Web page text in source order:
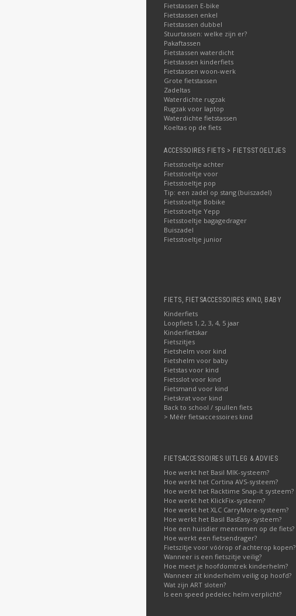
Fietstassen E-bike
Fietstassen enkel
Fietstassen dubbel
Stuurtassen: welke zijn er?
Pakaftassen
Fietstassen waterdicht
Fietstassen kinderfiets
Fietstassen woon-werk
Grote fietstassen
Zadeltas
Waterdichte rugzak
Rugzak voor laptop
Waterdichte fietstassen
Koeltas op de fiets
ACCESSOIRES FIETS > FIETSSTOELTJES
Fietsstoeltje achter
Fietsstoeltje voor
Fietsstoeltje pop
Tip: een zadel op stang (buiszadel)
Fietsstoeltje Bobike
Fietsstoeltje Yepp
Fietsstoeltje bagagedrager
Buiszadel
Fietsstoeltje junior
FIETS, FIETSACCESSOIRES KIND, BABY
Kinderfiets
Loopfiets 1, 2, 3, 4, 5 jaar
Kinderfietskar
Fietszitjes
Fietshelm voor kind
Fietshelm voor baby
Fietstas voor kind
Fietsslot voor kind
Fietsmand voor kind
Fietskrat voor kind
Back to school / spullen fiets
> Méér fietsaccessoires kind
FIETSACCESSOIRES UITLEG & ADVIES
Hoe werkt het Basil MIK-systeem?
Hoe werkt het Cortina AVS-systeem?
Hoe werkt het Racktime Snap-it systeem?
Hoe werkt het KlickFix-systeem?
Hoe werkt het XLC CarryMore-systeem?
Hoe werkt het Basil BasEasy-systeem?
Hoe een huisdier meenemen op de fiets?
Hoe werkt een fietsendrager?
Fietszitje voor vóórop of achterop kopen?
Wanneer is een fietszitje veilig?
Hoe meet je hoofdomtrek kinderhelm?
Wanneer zit kinderhelm veilig op hoofd?
Wat zijn ART sloten?
Is een speed pedelec helm verplicht?